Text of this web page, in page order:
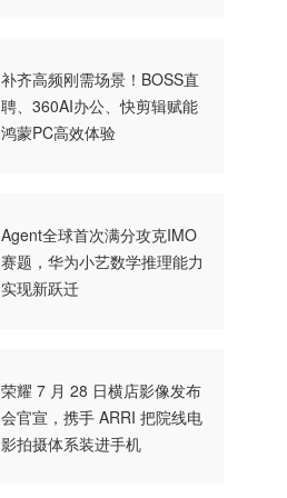
补齐高频刚需场景！BOSS直
聘、360AI办公、快剪辑赋能
鸿蒙PC高效体验
Agent全球首次满分攻克IMO
赛题，华为小艺数学推理能力
实现新跃迁
荣耀 7 月 28 日横店影像发布
会官宣，携手 ARRI 把院线电
影拍摄体系装进手机